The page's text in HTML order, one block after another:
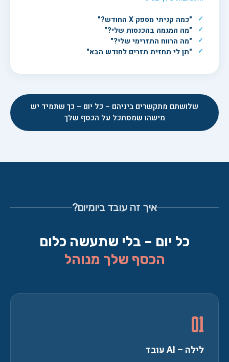
"כמה קניתי מספק X החודש?"
"מה המגמה בהכנסות שלי?"
"מה הרווח התזרימי שלי?"
"תן לי תחזית תזרים לחודש הבא"
שלושתם מתקשרים ביניהם – כל יום – כך שתמיד יש
מישהו שמסתכל על הכסף שלך
איך זה עובד ביומיום?
כל יום – בלי שתעשה כלום
הכסף שלך מנוהל
01
לילה – AI עובד